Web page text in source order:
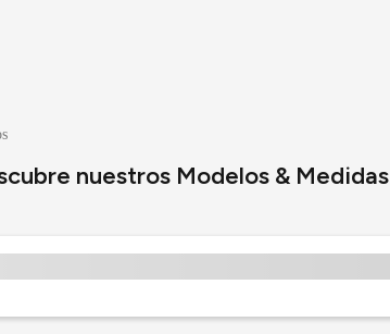
nuestros Modelos & Medidas